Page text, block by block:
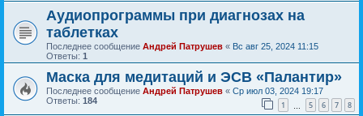
Аудиопрограммы при диагнозах на
таблетках
Последнее сообщение Андрей Патрушев « Вс авг 25, 2024 11:15
Ответы: 1
Маска для медитаций и ЭСВ «Палантир»
Последнее сообщение Андрей Патрушев « Ср июл 03, 2024 19:17
Ответы: 184 1 5 6 7 8